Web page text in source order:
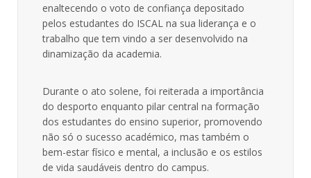
enaltecendo o voto de confiança depositado
pelos estudantes do ISCAL na sua liderança e o
trabalho que tem vindo a ser desenvolvido na
dinamização da academia.
Durante o ato solene, foi reiterada a importância
do desporto enquanto pilar central na formação
dos estudantes do ensino superior, promovendo
não só o sucesso académico, mas também o
bem-estar físico e mental, a inclusão e os estilos
de vida saudáveis dentro do campus.